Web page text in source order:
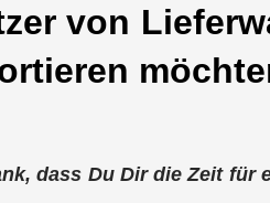
von
dass Du Dir die Zeit